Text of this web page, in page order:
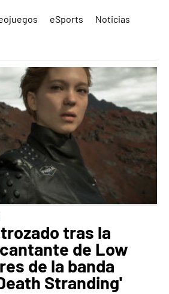
eSports
Noticias
tras la
de Low
de la banda
Stranding'